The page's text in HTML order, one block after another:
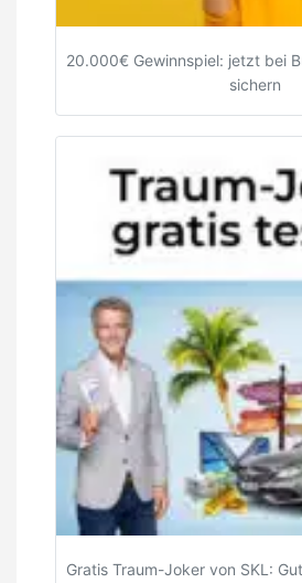
20.000€ Gewinnspiel: jetzt bei
sichern
Gratis Traum-Joker von SKL: